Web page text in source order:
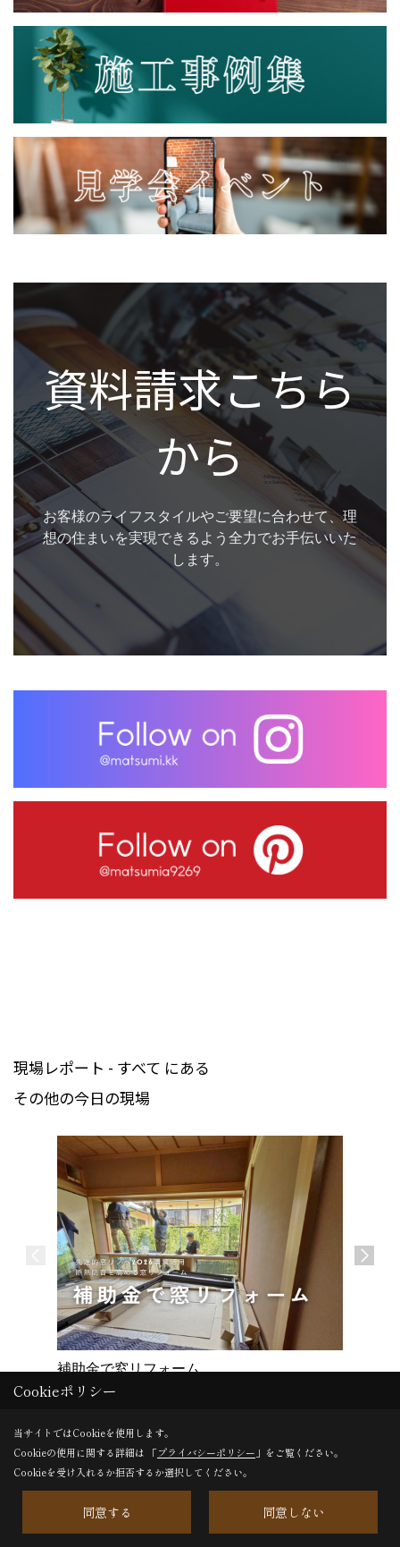
資料請求こちら
から
お客様のライフスタイルやご要望に合わせて、理
想の住まいを実現できるよう全力でお手伝いいた
します。
現場レポート - すべて にある
その他の今日の現場
補助金で窓リフォーム
先進的窓リノベ2026事業活用 断熱防音を高め
外壁塗
一覧へ戻る
Cookieポリシー
当サイトではCookieを使用します。
Cookieの使用に関する詳細は 「プライバシーポリシー 」をご覧ください。
Cookieを受け入れるか拒否するか選択してください。
同意する 同意しない